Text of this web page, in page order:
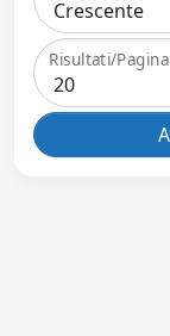
Risultati/Pagina